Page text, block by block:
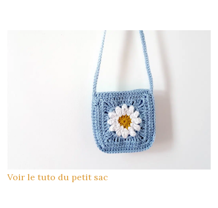
Voir le tuto du petit sac